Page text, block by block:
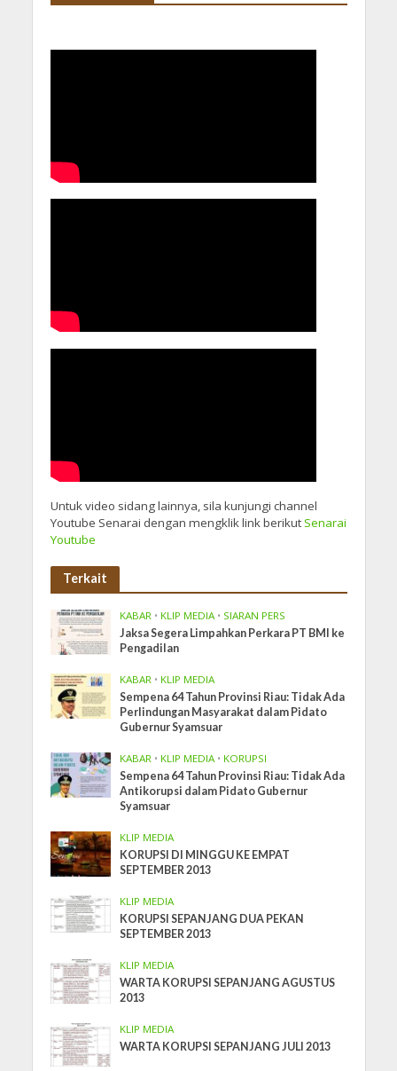
Untuk video sidang lainnya, sila kunjungi channel
Youtube Senarai dengan mengklik link berikutSenarai
Youtube
Terkait
KABAR • KLIP MEDIA • SIARAN PERS
Jaksa Segera Limpahkan Perkara PT BMI ke
Pengadilan
KABAR • KLIP MEDIA
Sempena 64 Tahun Provinsi Riau: Tidak Ada
Perlindungan Masyarakat dalam Pidato
Gubernur Syamsuar
KABAR • KLIP MEDIA • KORUPSI
Sempena 64 Tahun Provinsi Riau: Tidak Ada
Antikorupsi dalam Pidato Gubernur
Syamsuar
KLIP MEDIA
KORUPSI DI MINGGU KE EMPAT
SEPTEMBER 2013
KLIP MEDIA
KORUPSI SEPANJANG DUA PEKAN
SEPTEMBER 2013
KLIP MEDIA
WARTA KORUPSI SEPANJANG AGUSTUS
2013
KLIP MEDIA
WARTA KORUPSI SEPANJANG JULI 2013